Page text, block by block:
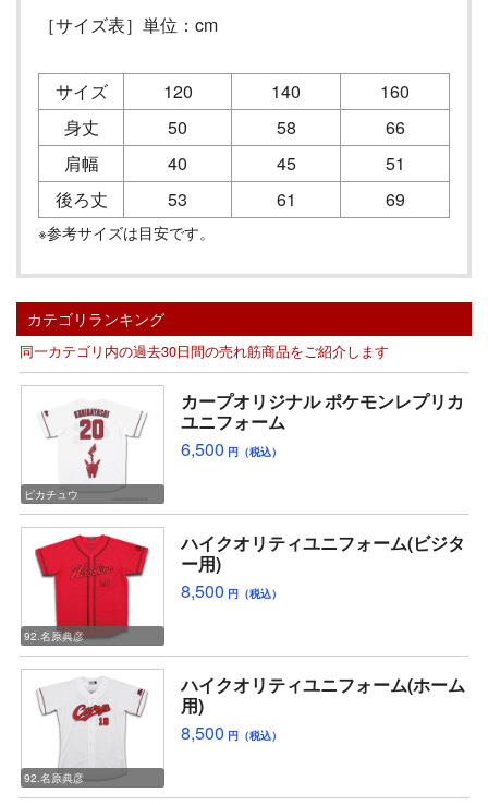
［サイズ表］単位：cm
サイズ 120 140
160
身丈
50 58
66
肩幅
40 45
51
後ろ丈
53 61 69
※参考サイズは目安です。
カテゴリランキング
同一カテゴリ内の過去30日間の売れ筋商品をご紹介します
ピカチュウ
カープオリジナル ポケモンレプリカ
ユニフォーム
6,500 円（税込）
92.名原典彦
ハイクオリティユニフォーム(ビジタ
ー用)
8,500 円（税込）
92.名原典彦
ハイクオリティユニフォーム(ホーム
用)
8,500 円（税込）